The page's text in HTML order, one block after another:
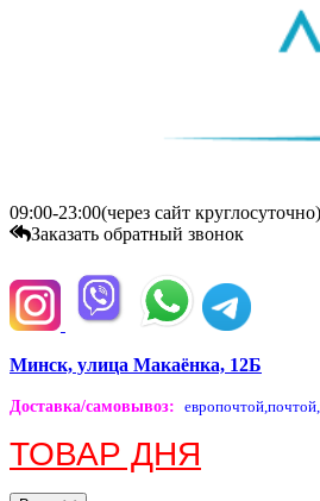
09:00-23:00(через сайт круглосуточно)
Заказать обратный звонок
Минск, улица Макаёнка, 12Б
Доставка/самовывоз: европочтой,почтой,
ТОВАР ДНЯ